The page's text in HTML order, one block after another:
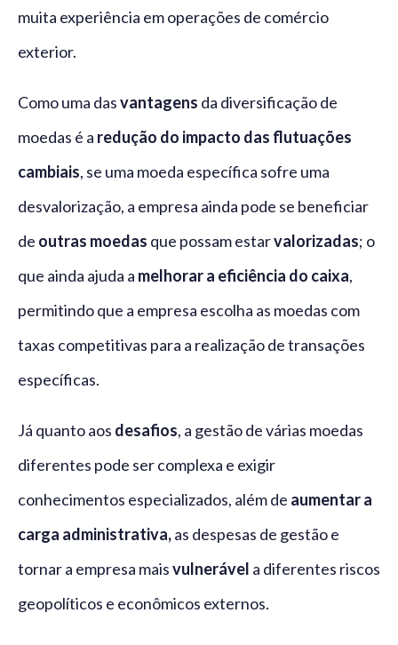
muita experiência em operações de comércio
exterior.
Como uma dasvantagens da diversificação de
moedas é a redução do impacto das flutuações
cambiais, se uma moeda específica sofre uma
desvalorização, a empresa ainda pode se beneficiar
de outras moedas que possam estarvalorizadas; o
que ainda ajuda a melhorar a eficiência do caixa,
permitindo que a empresa escolha as moedas com
taxas competitivas para a realização de transações
específicas.
Já quanto aos desafios, a gestão de várias moedas
diferentes pode ser complexa e exigir
conhecimentos especializados, além de aumentar a
carga administrativa,as despesas de gestão e
tornar a empresa maisvulnerável a diferentes riscos
geopolíticos e econômicos externos.